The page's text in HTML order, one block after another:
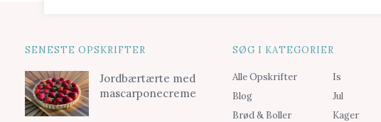
SENESTE OPSKRIFTER
Jordbærtærte med
mascarponecreme
SØG I KATEGORIER
Alle Opskrifter
Blog
Brød & Boller
Is
Jul
Kager